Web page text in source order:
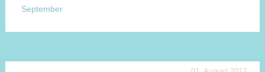
September